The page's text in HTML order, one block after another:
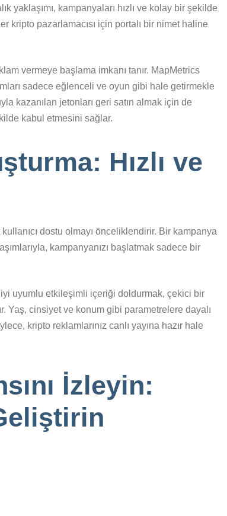
yaklaşımı, kampanyaları hızlı ve kolay bir şekilde
kripto pazarlamacısı için portalı bir nimet haline
vermeye başlama imkanı tanır. MapMetrics
sadece eğlenceli ve oyun gibi hale getirmekle
kazanılan jetonları geri satın almak için de
kabul etmesini sağlar.
Hızlı ve
dostu olmayı önceliklendirir. Bir kampanya
kampanyanızı başlatmak sadece bir
uyumlu etkileşimli içeriği doldurmak, çekici bir
Yaş, cinsiyet ve konum gibi parametrelere dayalı
kripto reklamlarınız canlı yayına hazır hale
İzleyin: